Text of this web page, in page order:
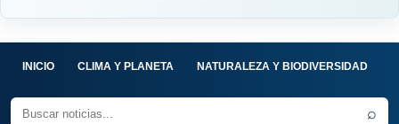
INICIO CLIMA Y PLANETA NATURALEZA Y BIODIVERSIDAD
⌕